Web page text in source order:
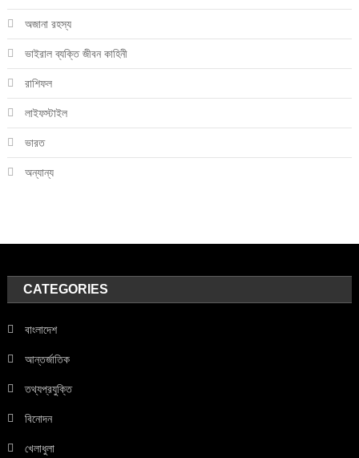
অজানা রহস্য
ভাইরাল ব্যক্তি জীবন কাহিনী
রাশিফল
লাইফস্টাইল
ভারত
অন্যান্য
CATEGORIES
বাংলাদেশ
আন্তর্জাতিক
তথ্যপ্রযুক্তি
বিনোদন
খেলাধুলা